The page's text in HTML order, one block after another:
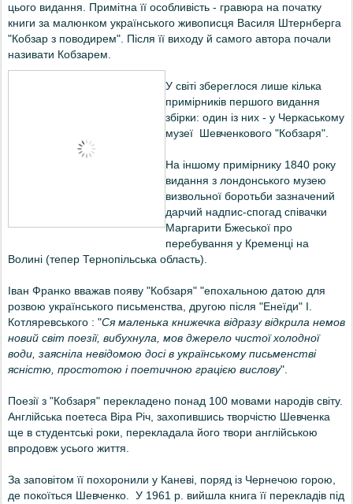
цього видання. Примітна її особливість - гравюра на початку
книги за малюнком українського живописця Василя Штернберга
"Кобзар з поводирем". Після її виходу й самого автора почали
називати Кобзарем.
У світі збереглося лише кілька
примірників першого видання
збірки: один із них - у Черкаському
музеї Шевченкового "Кобзаря".
На іншому примірнику 1840 року
видання з лондонського музею
визвольної боротьби зазначений
дарчий надпис-спогад співачки
Маргарити Бжеської про
перебування у Кременці на
Волині (тепер Тернопільська область).
Іван Франко вважав появу "Кобзаря" "епохальною датою для
розвою українського письменства, другою після "Енеїди" І.
Котляревського : "Ся маленька книжечка відразу відкрила немов
новий світ поезії, вибухнула, мов джерело чистої холодної
води, заясніла невідомою досі в українському письменстві
ясністю, простотою і поетичною грацією вислову".
Поезії з "Кобзаря" перекладено понад 100 мовами народів світу.
Англійська поетеса Віра Річ, захопившись творчістю Шевченка
ще в студентські роки, перекладала його твори англійською
впродовж усього життя.
За заповітом її похоронили у Каневі, поряд із Чернечою горою,
де покоїться Шевченко. У 1961 р. вийшла книга її перекладів під